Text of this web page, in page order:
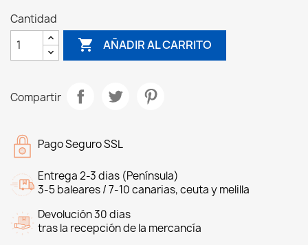
Cantidad
 AÑADIR AL CARRITO
Compartir
Pago Seguro SSL
Entrega 2-3 dias (Península)
3-5 baleares / 7-10 canarias, ceuta y melilla
Devolución 30 dias
tras la recepción de la mercancía